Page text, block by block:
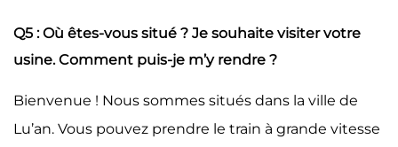
Q5 : Où êtes-vous situé ? Je souhaite visiter votre
usine. Comment puis-je m’y rendre ?
Bienvenue ! Nous sommes situés dans la ville de
Lu’an. Vous pouvez prendre le train à grande vitesse